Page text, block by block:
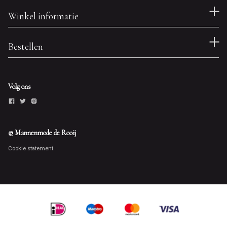
Winkel informatie
Bestellen
Volg ons
© Mannenmode de Rooij
Cookie statement